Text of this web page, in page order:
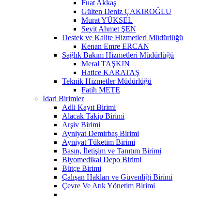
Fuat Akkaş
Gülten Deniz ÇAKIROĞLU
Murat YÜKSEL
Seyit Ahmet ŞEN
Destek ve Kalite Hizmetleri Müdürlüğü
Kenan Emre ERCAN
Sağlık Bakım Hizmetleri Müdürlüğü
Meral TAŞKIN
Hatice KARATAŞ
Teknik Hizmetler Müdürlüğü
Fatih METE
İdari Birimler
Adli Kayıt Birimi
Alacak Takip Birimi
Arşiv Birimi
Ayniyat Demirbaş Birimi
Ayniyat Tüketim Birimi
Basın, İletişim ve Tanıtım Birimi
Biyomedikal Depo Birimi
Bütçe Birimi
Çalışan Hakları ve Güvenliği Birimi
Çevre Ve Atık Yönetim Birimi